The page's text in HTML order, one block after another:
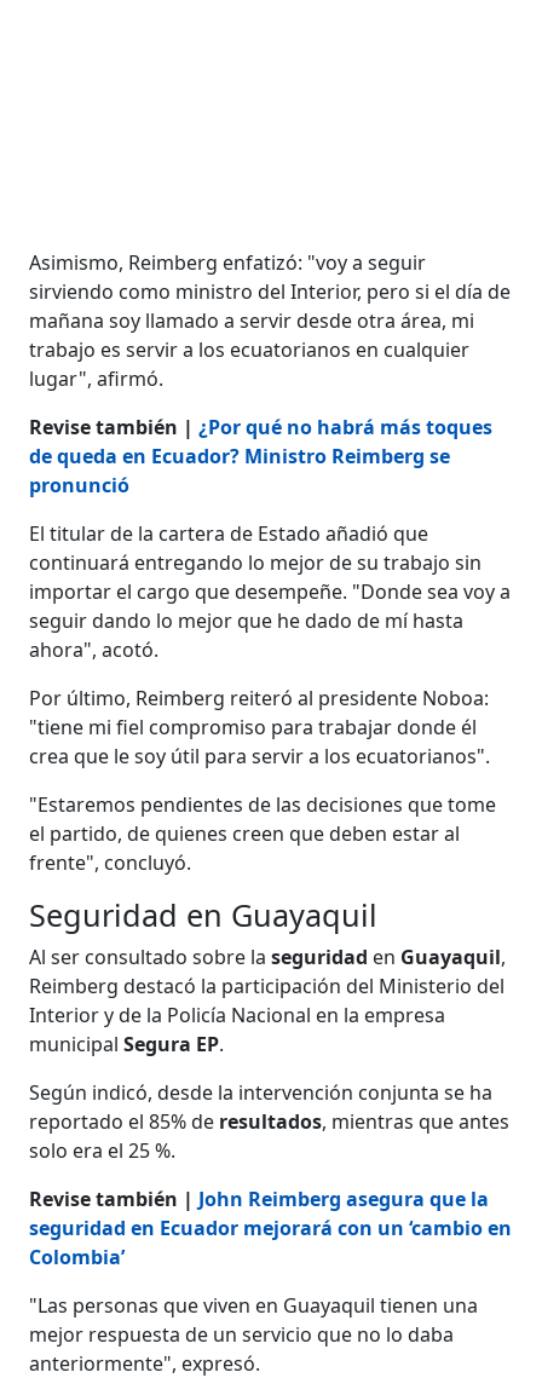
Asimismo, Reimberg enfatizó: "voy a seguir
sirviendo como ministro del Interior, pero si el día de
mañana soy llamado a servir desde otra área, mi
trabajo es servir a los ecuatorianos en cualquier
lugar", afirmó.
Revise también |¿Por qué no habrá más toques
de queda en Ecuador? Ministro Reimberg se
pronunció
El titular de la cartera de Estado añadió que
continuará entregando lo mejor de su trabajo sin
importar el cargo que desempeñe. "Donde sea voy a
seguir dando lo mejor que he dado de mí hasta
ahora", acotó.
Por último, Reimberg reiteró al presidente Noboa:
"tiene mi fiel compromiso para trabajar donde él
crea que le soy útil para servir a los ecuatorianos".
"Estaremos pendientes de las decisiones que tome
el partido, de quienes creen que deben estar al
frente", concluyó.
Seguridad en Guayaquil
Al ser consultado sobre laseguridad en Guayaquil,
Reimberg destacó la participación del Ministerio del
Interior y de la Policía Nacional en la empresa
municipalSegura EP.
Según indicó, desde la intervención conjunta se ha
reportado el 85% de resultados, mientras que antes
solo era el 25 %.
Revise también | John Reimberg asegura que la
seguridad en Ecuador mejorará con un ‘cambio en
Colombia’
"Las personas que viven en Guayaquil tienen una
mejor respuesta de un servicio que no lo daba
anteriormente", expresó.